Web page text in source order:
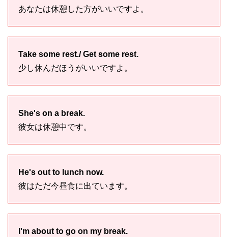
あなたは休憩した方がいいですよ。
Take some rest./ Get some rest.
少し休んだほうがいいですよ。
She's on a break.
彼女は休憩中です。
He's out to lunch now.
彼はただ今昼食に出ています。
I'm about to go on my break.